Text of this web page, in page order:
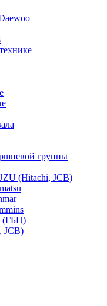
группы
(Hitachi, JCB)
(ГБЦ)
JCB)